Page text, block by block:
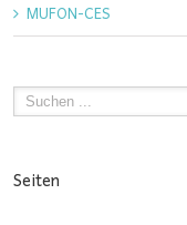
MUFON-CES
Seiten